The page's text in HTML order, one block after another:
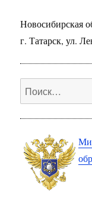
Новосибирская
г. Татарск, ул.
Искать: